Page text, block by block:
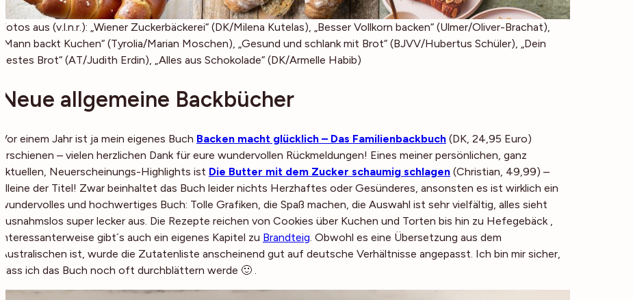
Fotos aus (v.l.n.r.): „Wiener Zuckerbäckerei“ (DK/Milena Kutelas), „Besser Vollkorn backen“ (Ulmer/Oliver-Brachat),
„Mann backt Kuchen“ (Tyrolia/Marian Moschen), „Gesund und schlank mit Brot“ (BJVV/Hubertus Schüler), „Dein
bestes Brot“ (AT/Judith Erdin), „Alles aus Schokolade“ (DK/Armelle Habib)
Neue allgemeine Backbücher
Vor einem Jahr ist ja mein eigenes Buch Backen macht glücklich – Das Familienbackbuch (DK, 24,95 Euro)
erschienen – vielen herzlichen Dank für eure wundervollen Rückmeldungen! Eines meiner persönlichen, ganz
aktuellen, Neuerscheinungs-Highlights ist Die Butter mit dem Zucker schaumig schlagen (Christian, 49,99) –
alleine der Titel! Zwar beinhaltet das Buch leider nichts Herzhaftes oder Gesünderes, ansonsten es ist wirklich ein
wundervolles und hochwertiges Buch: Tolle Grafiken, die Spaß machen, die Auswahl ist sehr vielfältig, alles sieht
ausnahmslos super lecker aus. Die Rezepte reichen von Cookies über Kuchen und Torten bis hin zu Hefegebäck ,
interessanterweise gibt´s auch ein eigenes Kapitel zu Brandteig . Obwohl es eine Übersetzung aus dem
Australischen ist, wurde die Zutatenliste anscheinend gut auf deutsche Verhältnisse angepasst. Ich bin mir sicher,
dass ich das Buch noch oft durchblättern werde 🙂 .